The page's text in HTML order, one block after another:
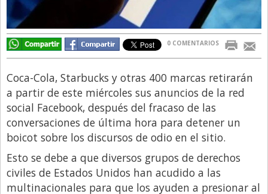
El Precio Que Yo Ví
Entrevista
Entrevista Exclusiva
Gastronomia
Internacionales
La Opinión del Director
Legales
Libro de Quejas
0 COMENTARIOS
Coca-Cola, Starbucks y otras 400 marcas retirarán
a partir de este miércoles sus anuncios de la red
social Facebook, después del fracaso de las
conversaciones de última hora para detener un
boicot sobre los discursos de odio en el sitio.
Esto se debe a que diversos grupos de derechos
civiles de Estados Unidos han acudido a las
multinacionales para que los ayuden a presionar al